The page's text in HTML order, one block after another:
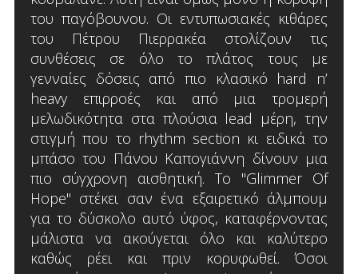
του παγόβουνου. Οι εντυπωσιακές κιθάρες
του Πέτρου Πιερρακέα στολίζουν τις
συνθέσεις σε όλο το πλάτος τους με
γενναίες δόσεις από πιο κλασικό hard n’
heavy επιρροές και από μια τρομερή
μελωδικότητα στα πλούσια lead μέρη, την
στιγμή που το rhythm section κι ειδικά το
μπάσο του Πάνου Καπογιάννη δίνουν μια
πιο σύγχρονη αισθητική. Το "Glimmer Of
Hope" στέκει σαν ένα εξαιρετικό άλμπουμ
για το δύσκολο αυτό ύφος, καταφέρνοντας
μάλιστα να ακούγεται όλο και καλύτερο
καθώς ρέει και πριν κορυφωθεί. Όσοι